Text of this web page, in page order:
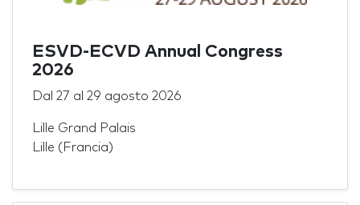
ESVD-ECVD Annual Congress
2026
Dal 27 al 29 agosto 2026
Lille Grand Palais
Lille (Francia)